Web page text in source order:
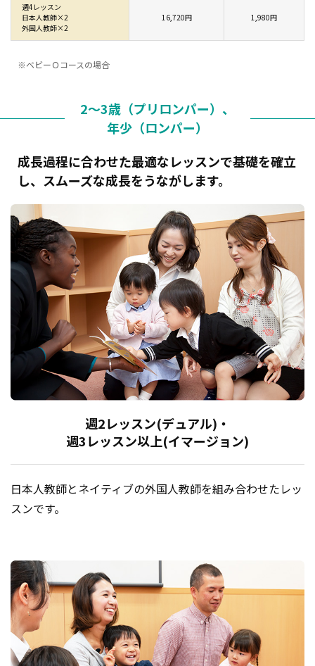
週4レッスン
日本人教師×2
外国人教師×2
16,720円 1,980円
※ベビーＯコースの場合
2～3歳（プリロンパー）、
年少（ロンパー）
成長過程に合わせた最適なレッスンで基礎を確立
し、スムーズな成長をうながします。
週2レッスン(デュアル)・
週3レッスン以上(イマージョン)
日本人教師とネイティブの外国人教師を組み合わせたレッ
スンです。